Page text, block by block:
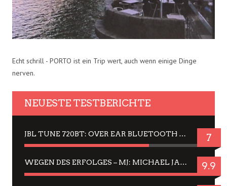
Echt schrill - PORTO ist ein Trip wert, auch wenn einige Dinge
nerven.
NEUESTE TESTBERICHTE
JBL TUNE 720BT: OVER EAR BLUETOOTH KOPFHÖRER UM DIE 50,-€ IM DAUER-TEST 7
WEGEN DES ERFOLGES – MJ: MICHAEL JACKSON MUSICAL IN EINER MATINEE SEHEN 9.9